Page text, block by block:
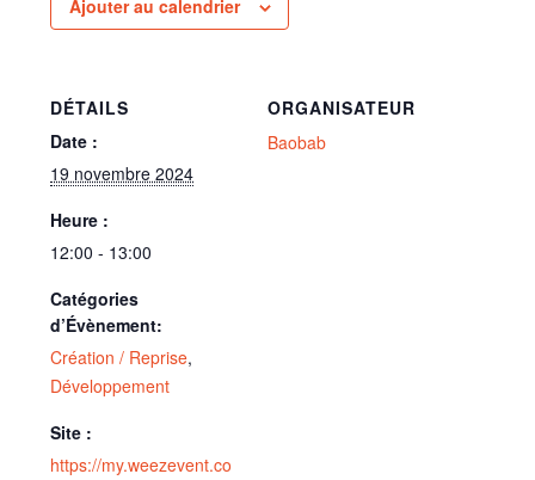
Ajouter au calendrier
DÉTAILS
Date :
19 novembre 2024
Heure :
12:00 - 13:00
Catégories
d’Évènement:
Création / Reprise,
Développement
Site :
https://my.weezevent.co
ORGANISATEUR
Baobab